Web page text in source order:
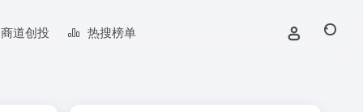
商道创投 热搜榜单